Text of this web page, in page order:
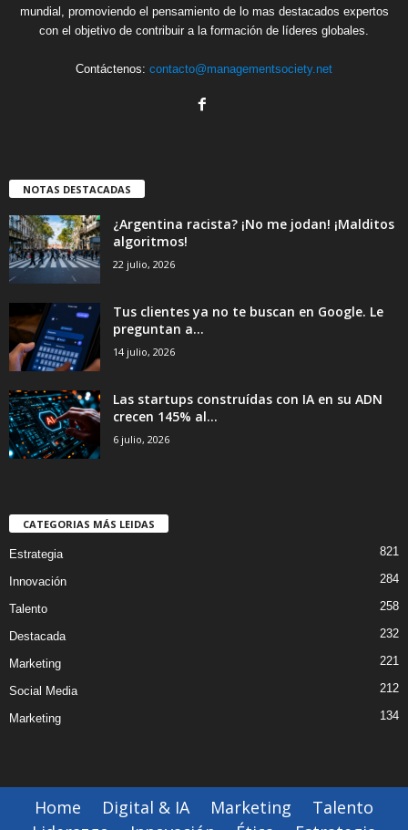
mundial, promoviendo el pensamiento de lo mas destacados expertos
con el objetivo de contribuir a la formación de líderes globales.
Contáctenos: contacto@managementsociety.net
NOTAS DESTACADAS
¿Argentina racista? ¡No me jodan! ¡Malditos
algoritmos!
22 julio, 2026
Tus clientes ya no te buscan en Google. Le
preguntan a...
14 julio, 2026
Las startups construídas con IA en su ADN
crecen 145% al...
6 julio, 2026
CATEGORIAS MÁS LEIDAS
Estrategia 821
Innovación 284
Talento 258
Destacada 232
Marketing 221
Social Media 212
Marketing 134
Home Digital & IA Marketing
Talento